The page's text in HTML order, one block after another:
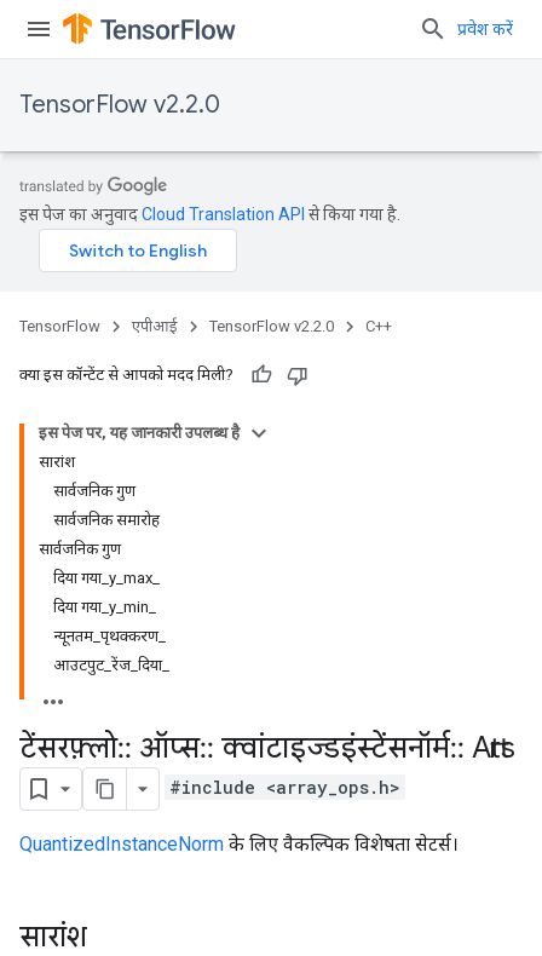
प्रवेश करें
TensorFlow v2.2.0
इस पेज का अनुवादCloud Translation API से किया गया है.
TensorFlow एपीआई TensorFlow v2.2.0 C++
क्या इस कॉन्टेंट से आपको मदद मिली?
इस पेज पर, यह जानकारी उपलब्ध है
सारांश
सार्वजनिक गुण
सार्वजनिक समारोह
सार्वजनिक गुण
दिया गया_y_max_
दिया गया_y_min_
न्यूनतम_पृथक्करण_
आउटपुट_रेंज_दिया_
टेंसरफ़्लो:: ऑप्स:: क्वांटाइज्डइंस्टेंसनॉर्म:: Attrs
#include <array_ops.h>
QuantizedInstanceNorm के लिए वैकल्पिक विशेषता सेटर्स।
सारांश